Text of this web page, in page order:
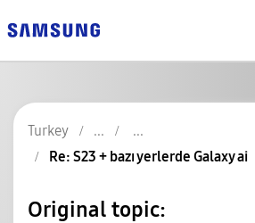
Turkey
Re: S23 + bazı yerlerde Galaxy ai
Original topic: